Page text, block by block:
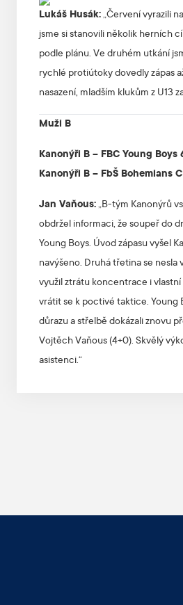
Lukáš Husák:„Červení vyrazili
jsme si stanovili několik herních
podle plánu. Ve druhém utkání
rychlé protiútoky dovedly zápas
nasazení, mladším klukům z U13
Muži B
Kanonýři B – FBC Young Boys
Kanonýři B – FbŠ Bohemians
Jan Vaňous:„B-tým Kanonýrů
obdržel informaci, že soupeř do
Young Boys. Úvod zápasu vyšel
navýšeno. Druhá třetina se nesla
využil ztrátu koncentrace i
vrátit se k poctivé taktice. Young
důrazu a střelbě dokázali znovu
Vojtěch Vaňous (4+0). Skvělý
asistenci.“